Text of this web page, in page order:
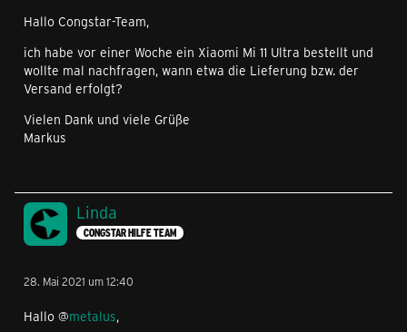
Hallo Congstar-Team,
ich habe vor einer Woche ein Xiaomi Mi 11 Ultra bestellt und
wollte mal nachfragen, wann etwa die Lieferung bzw. der
Versand erfolgt?
Vielen Dank und viele Grüße
Markus
Linda
CONGSTAR HILFE TEAM
28. Mai 2021 um 12:40
Hallo @metalus,